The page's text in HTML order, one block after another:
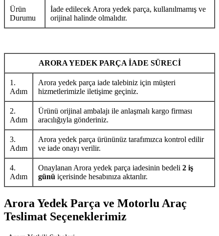
Ürün
Durumu
İade edilecek Arora yedek parça, kullanılmamış ve
orijinal halinde olmalıdır.
ARORA YEDEK PARÇA İADE SÜRECİ
1.
Adım
Arora yedek parça iade talebiniz için müşteri
hizmetlerimizle iletişime geçiniz.
2.
Adım
Ürünü orijinal ambalajı ile anlaşmalı kargo firması
aracılığıyla gönderiniz.
3.
Adım
Arora yedek parça ürününüz tarafımızca kontrol edilir
ve iade onayı verilir.
4.
Adım
Onaylanan Arora yedek parça iadesinin bedeli 2 iş
günü içerisinde hesabınıza aktarılır.
Arora Yedek Parça ve Motorlu Araç
Teslimat Seçeneklerimiz